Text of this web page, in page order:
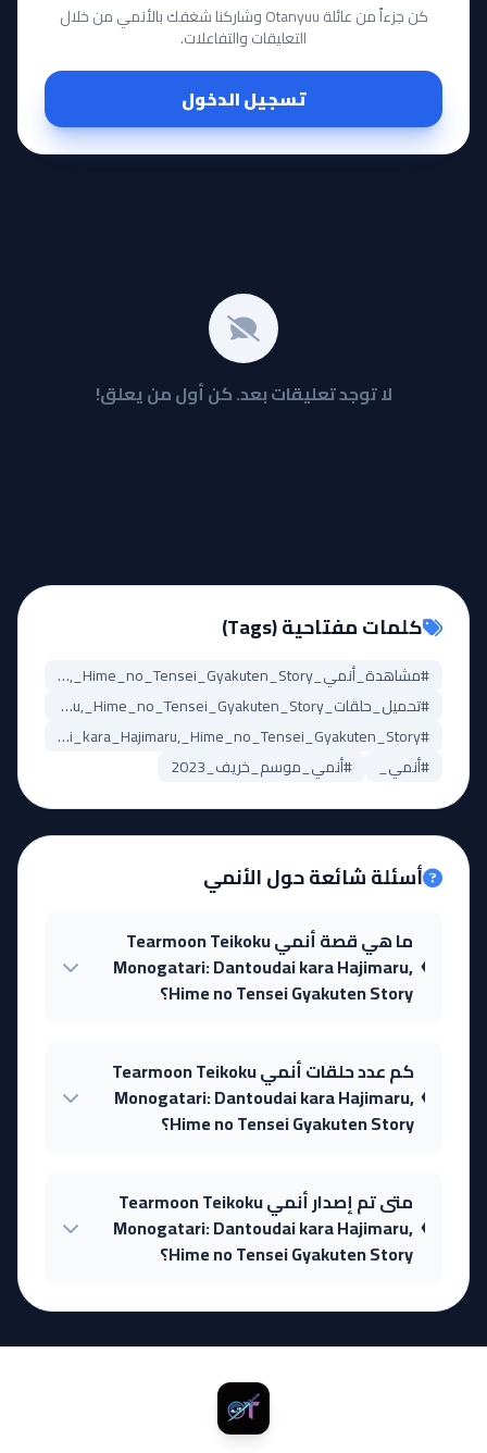
كن جزءاً من عائلة Otanyuu وشاركنا شغفك بالأنمي من خلال
التعليقات والتفاعلات.
تسجيل الدخول
لا توجد تعليقات بعد. كن أول من يعلق!
كلمات مفتاحية (Tags)
#مشاهدة_أنمي_Tearmoon_Teikoku_Monogatari:_Dantoudai_kara_Hajimaru,_Hime_no_Tensei_Gyakuten_Story
#تحميل_حلقات_Tearmoon_Teikoku_Monogatari:_Dantoudai_kara_Hajimaru,_Hime_no_Tensei_Gyakuten_Story
#Tearmoon_Teikoku_Monogatari:_Dantoudai_kara_Hajimaru,_Hime_no_Tensei_Gyakuten_Story_مترجم
#أنمي_
#أنمي_موسم_خريف_2023
أسئلة شائعة حول الأنمي
ما هي قصة أنمي Tearmoon Teikoku
Monogatari: Dantoudai kara Hajimaru,
Hime no Tensei Gyakuten Story؟
كم عدد حلقات أنمي Tearmoon Teikoku
Monogatari: Dantoudai kara Hajimaru,
Hime no Tensei Gyakuten Story؟
متى تم إصدار أنمي Tearmoon Teikoku
Monogatari: Dantoudai kara Hajimaru,
Hime no Tensei Gyakuten Story؟